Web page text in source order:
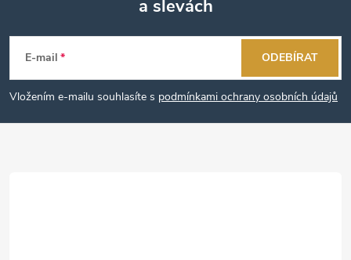
p
a
a slevách
E-mail
Vložením e-mailu souhlasíte s podmínkami ochrany osobních údajů
ODEBÍRAT